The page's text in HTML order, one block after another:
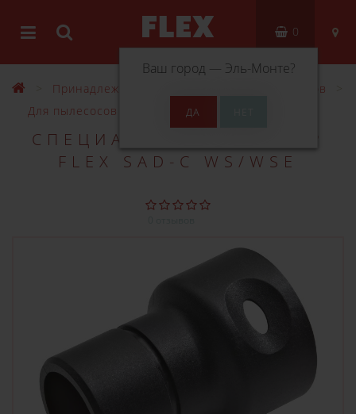
Ваш город — Эль-Монте?
0
Принадлежности
Оснастка для пылесосов
Для пылесосов VCE
СПЕЦИАЛЬНЫЙ АДАПТЕР
FLEX SAD-C WS/WSE